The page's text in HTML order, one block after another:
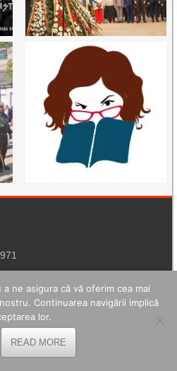
Hunedoara - 0254.215.445
ne asigura că vă oferim cea mai
Continuarea navigării implică
lor.
READ MORE